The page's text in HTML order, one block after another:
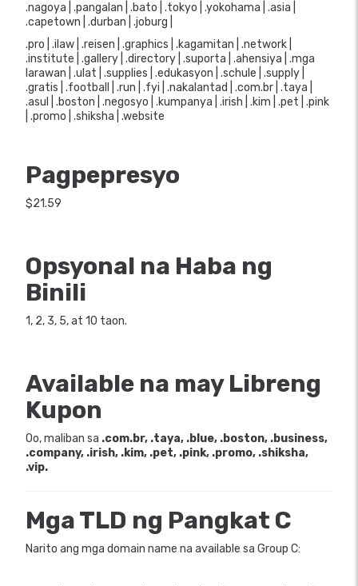
.nagoya | .pangalan | .bato | .tokyo | .yokohama | .asia |
.capetown | .durban | .joburg |
.pro | .ilaw | .reisen | .graphics | .kagamitan | .network |
.institute | .gallery | .directory | .suporta | .ahensiya | .mga
larawan | .ulat | .supplies | .edukasyon | .schule | .supply |
.gratis | .football | .run | .fyi | .nakalantad | .com.br | .taya |
.asul | .boston | .negosyo | .kumpanya | .irish | .kim | .pet | .pink
| .promo | .shiksha | .website
Pagpepresyo
$21.59
Opsyonal na Haba ng
Binili
1, 2, 3, 5, at 10 taon.
Available na may Libreng
Kupon
Oo, maliban sa .com.br, .taya, .blue, .boston, .business,
.company, .irish, .kim, .pet, .pink, .promo, .shiksha,
.vip.
Mga TLD ng Pangkat C
Narito ang mga domain name na available sa Group C: